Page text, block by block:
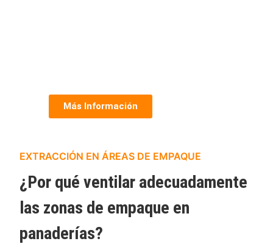
Más Información
EXTRACCIÓN EN ÁREAS DE EMPAQUE
¿Por qué ventilar adecuadamente
las zonas de empaque en
panaderías?